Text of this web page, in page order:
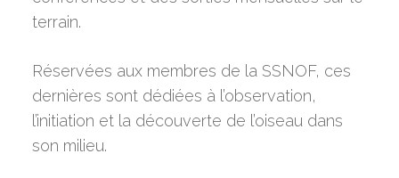
terrain.
Réservées aux membres de la SSNOF, ces
dernières sont dédiées à l’observation,
l’initiation et la découverte de l’oiseau dans
son milieu.
Sections
Botanique
Agenda